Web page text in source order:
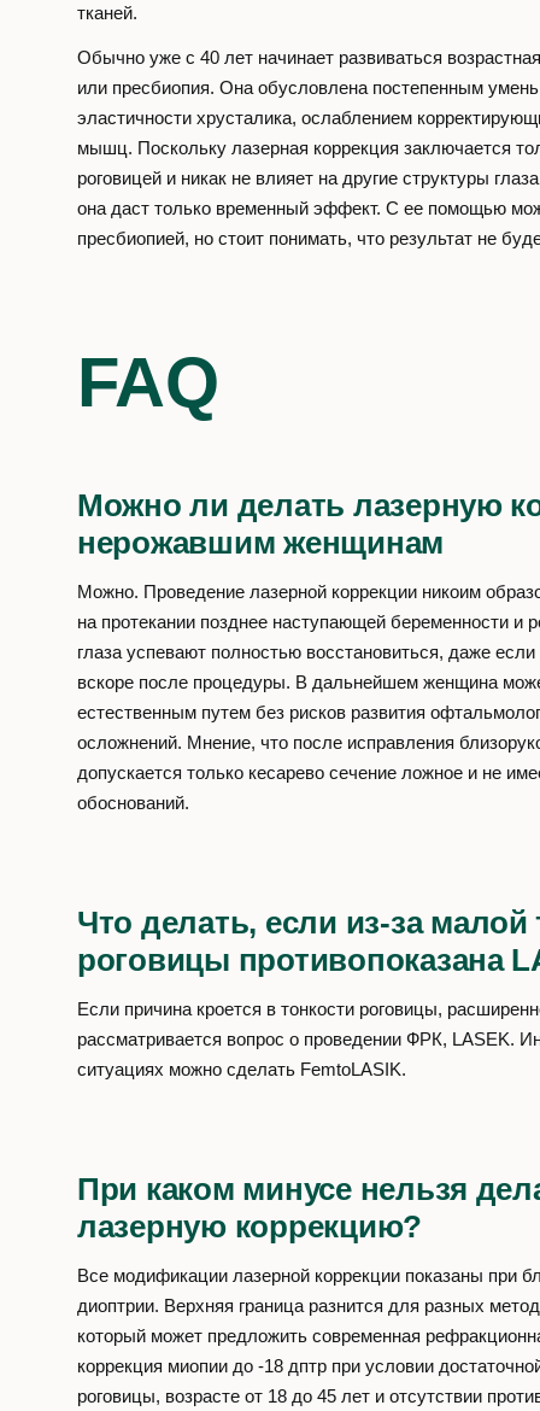
тканей.
Обычно уже с 40 лет начинает развиваться
или пресбиопия. Она обусловлена постепенным
эластичности хрусталика, ослаблением
мышц. Поскольку лазерная коррекция заключается
роговицей и никак не влияет на другие структуры
она даст только временный эффект. С ее помощью
пресбиопией, но стоит понимать, что результат не
FAQ
Можно ли делать лазерную
нерожавшим женщинам
Можно. Проведение лазерной коррекции никоим
на протекании позднее наступающей беременности и
глаза успевают полностью восстановиться, даже если
вскоре после процедуры. В дальнейшем женщина
естественным путем без рисков развития
осложнений. Мнение, что после исправления
допускается только кесарево сечение ложное и не
обоснований.
Что делать, если из-за
роговицы противопоказана
Если причина кроется в тонкости роговицы,
рассматривается вопрос о проведении ФРК, LASEK.
ситуациях можно сделать FemtoLASIK.
При каком минусе нельзя
лазерную коррекцию?
Все модификации лазерной коррекции показаны при
диоптрии. Верхняя граница разнится для разных
который может предложить современная
коррекция миопии до -18 дптр при условии
роговицы, возрасте от 18 до 45 лет и отсутствии